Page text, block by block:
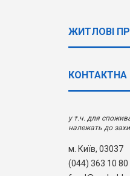
ЖИТЛОВІ
КОНТАКТНА
у т.ч. для
належать до
м. Київ, 03037
(044) 363 10 80